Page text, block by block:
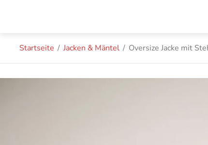
Startseite / Jacken & Mäntel / Oversize Jacke mit